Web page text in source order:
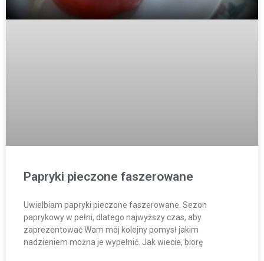
Papryki pieczone faszerowane
Uwielbiam papryki pieczone faszerowane. Sezon
paprykowy w pełni, dlatego najwyższy czas, aby
zaprezentować Wam mój kolejny pomysł jakim
nadzieniem można je wypełnić. Jak wiecie, biorę